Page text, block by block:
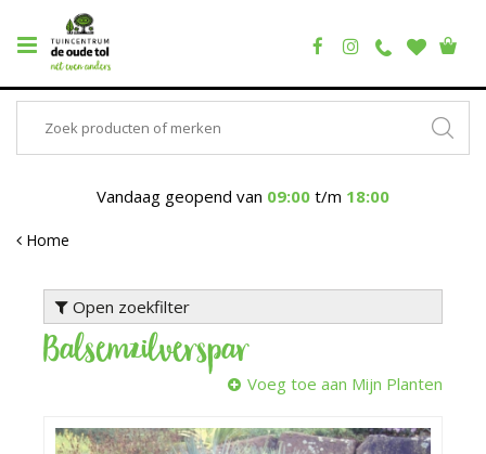
Vandaag geopend van 09:00 t/m 18:00
Home
Open zoekfilter
Balsemzilverspar
Voeg toe aan Mijn Planten